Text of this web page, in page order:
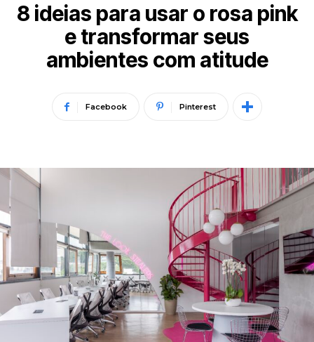
8 ideias para usar o rosa pink
e transformar seus
ambientes com atitude
Facebook Pinterest